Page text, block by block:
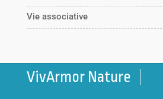
Vie associative
VivArmor Nature